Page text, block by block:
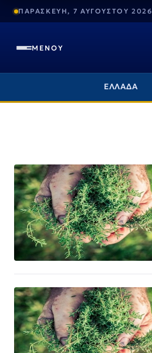
ΠΑΡΑΣΚΕΥΗ, 7 ΑΥΓΟΥΣΤΟΥ 2026
ΜΕΝΟΥ
ΕΛΛΑΔΑ